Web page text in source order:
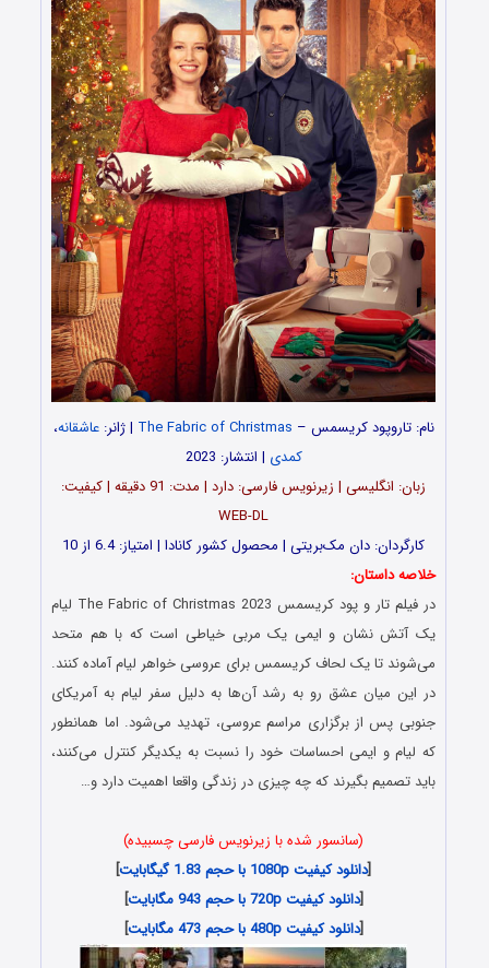
نام: تاروپود کریسمس –
The Fabric of Christmas | ژانر:عاشقانه،
کمدی | انتشار: 2023
زبان: انگلیسی | زیرنویس فارسی: دارد | مدت: 91 دقیقه | کیفیت:
WEB-DL
کارگردان: دان مک‌بریتی | محصول کشور کانادا | امتیاز: 6.4 از 10
خلاصه داستان:
در فیلم تار و پود کریسمس The Fabric of Christmas 2023 لیام
یک آتش نشان و ایمی یک مربی خیاطی است که با هم متحد
می‌شوند تا یک لحاف کریسمس برای عروسی خواهر لیام آماده کنند.
در این میان عشق رو به رشد آن‌ها به دلیل سفر لیام به آمریکای
جنوبی پس از برگزاری مراسم عروسی، تهدید می‌شود. اما همانطور
که لیام و ایمی احساسات خود را نسبت به یکدیگر کنترل می‌کنند،
باید تصمیم بگیرند که چه چیزی در زندگی واقعا اهمیت دارد و…
(سانسور شده با زیرنویس فارسی چسبیده)
[دانلود کیفیت 1080p با حجم 1.83 گیگابایت
]
[دانلود کیفیت 720p با حجم 943 مگابایت
]
[دانلود کیفیت 480p با حجم 473 مگابایت ]